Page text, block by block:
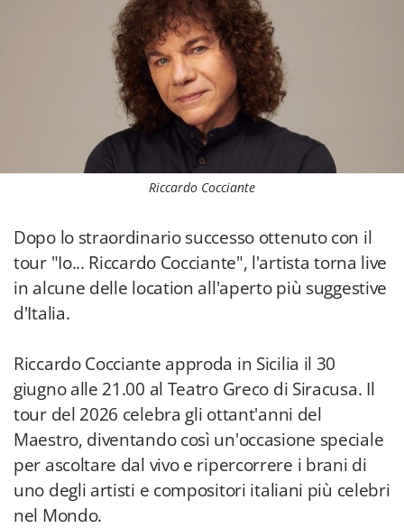
Riccardo Cocciante
Dopo lo straordinario successo ottenuto con il
tour "Io... Riccardo Cocciante", l'artista torna live
in alcune delle location all'aperto più suggestive
d'Italia.
Riccardo Cocciante approda in Sicilia il 30
giugno alle 21.00 al Teatro Greco di Siracusa. Il
tour del 2026 celebra gli ottant'anni del
Maestro, diventando così un'occasione speciale
per ascoltare dal vivo e ripercorrere i brani di
uno degli artisti e compositori italiani più celebri
nel Mondo.